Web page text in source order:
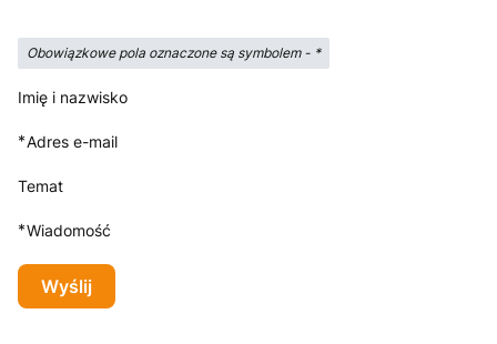
Obowiązkowe pola oznaczone są symbolem - *
Imię i nazwisko
*Adres e-mail
Temat
*Wiadomość
Wyślij